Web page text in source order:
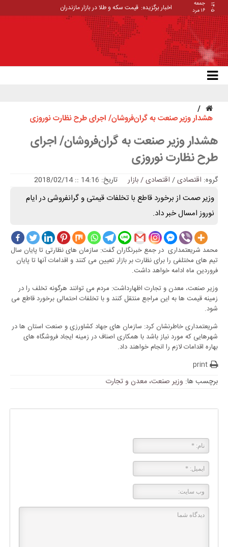
۱۴۰۵
جمعه
۱۶ مرد
اخبار برگزیده: قیمت سکه و طلا در بازار مازندران
هشدار وزیر صنعت به گران‌فروشان/ اجرای طرح نظارت نوروزی
هشدار وزیر صنعت به گران‌فروشان/ اجرای
طرح نظارت نوروزی
گروه: اقتصادی/ اقتصادی / بازار تاریخ: 14:16 :: 2018/02/14
وزیر صمت از برخورد قاطع با تخلفات قیمتی و گرانفروشی در ایام
نوروز امسال خبر داد.
محمد شریعتمداری در جمع خبرنگاران گفت:‌ سازمان های نظارتی تا پایان سال
تیم های مختلفی را برای نظارت بر بازار تعیین می کنند و اقدامات آنها تا پایان
فروردین ماه ادامه خواهد داشت.
وزیر صنعت، معدن و تجارت اظهارداشت: مردم می توانند هرگونه تخلف را در
زمینه قیمت ها به این مراجع منتقل کنند و با تخلفات احتمالی برخورد قاطع می
شود.
شریعتمداری خاطرنشان کرد: سازمان های جهاد کشاورزی و صنعت استان ها در
شهرهایی که مورد نیاز باشد با همکاری اصناف در زمینه ایجاد فروشگاه های
بهاره اقدامات لازم را انجام خواهند داد.
print
برچسب ها: وزیر صنعت، معدن و تجارت